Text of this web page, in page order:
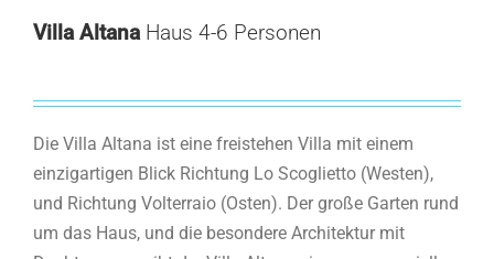
Villa AltanaHaus 4-6 Personen
Die Villa Altana ist eine freistehen Villa mit einem
einzigartigen Blick Richtung Lo Scoglietto (Westen),
und Richtung Volterraio (Osten). Der große Garten rund
um das Haus, und die besondere Architektur mit